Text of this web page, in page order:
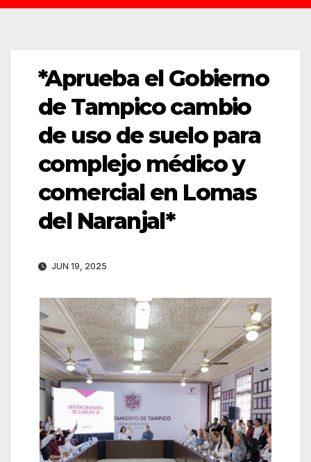
*Aprueba el Gobierno
de Tampico cambio
de uso de suelo para
complejo médico y
comercial en Lomas
del Naranjal*
JUN 19, 2025